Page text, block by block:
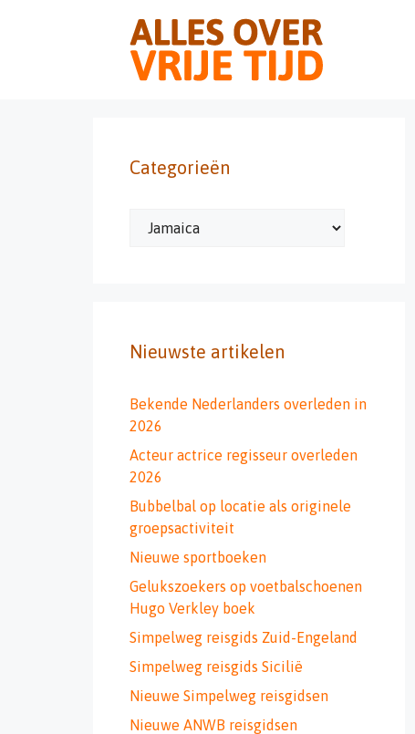
Categorieën
Categorieën
Nieuwste artikelen
Bekende Nederlanders overleden in
2026
Acteur actrice regisseur overleden
2026
Bubbelbal op locatie als originele
groepsactiviteit
Nieuwe sportboeken
Gelukszoekers op voetbalschoenen
Hugo Verkley boek
Simpelweg reisgids Zuid-Engeland
Simpelweg reisgids Sicilië
Nieuwe Simpelweg reisgidsen
Nieuwe ANWB reisgidsen